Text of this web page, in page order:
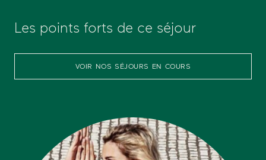
Les points forts de ce séjour
VOIR NOS SÉJOURS EN COURS